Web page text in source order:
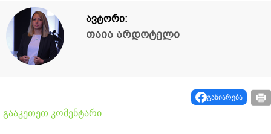
ავტორი:
თაია არდოტელი
გაზიარება
გააკეთეთ კომენტარი